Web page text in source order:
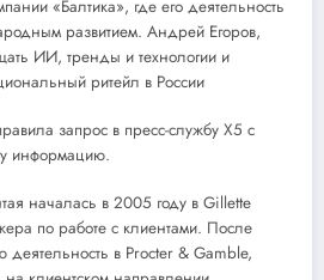
«Балтика», где его деятельность
развитием. Андрей Егоров,
ИИ, тренды и технологии и
ритейл в России
запрос в пресс-службу X5 с
информацию.
началась в 2005 году в Gillette
по работе с клиентами. После
деятельность в Procter & Gamble,